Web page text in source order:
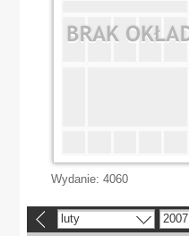
Wydanie: 4060
luty 2007